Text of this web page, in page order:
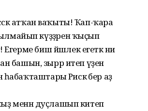
атҡан ваҡыты! Ҡап-ҡара
күҙҙәрен ҡыҫып
биш йәшлек егеткә ни
башын, зырр итеп үҙенә
Рәискә бер аҙ
менән дуҫлашып китеп